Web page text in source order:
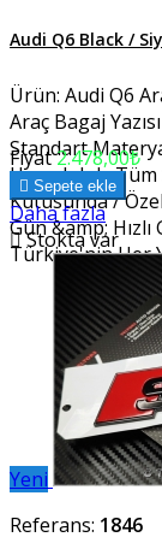
Audi Q6 Black /
Ürün: Audi Q6
Araç Bagaj
Standart
Uyumluluk: Tüm
Kutusunda /
Gün &amp;
Türkiye'nin Her
Fiyat2.478,00₺
 Sepete ekle
Daha fazla
Stokta var
Yeni
Referans: 1846